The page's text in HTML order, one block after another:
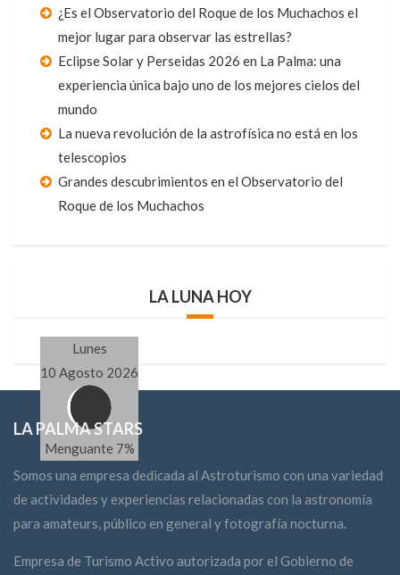
¿Es el Observatorio del Roque de los Muchachos el
mejor lugar para observar las estrellas?
Eclipse Solar y Perseidas 2026 en La Palma: una
experiencia única bajo uno de los mejores cielos del
mundo
La nueva revolución de la astrofísica no está en los
telescopios
Grandes descubrimientos en el Observatorio del
Roque de los Muchachos
LA LUNA HOY
Lunes
10 Agosto 2026
Menguante 7%
LA PALMA STARS
Somos una empresa dedicada al Astroturismo con una variedad
de actividades y experiencias relacionadas con la astronomía
para amateurs, público en general y fotografía nocturna.
Empresa de Turismo Activo autorizada por el Gobierno de